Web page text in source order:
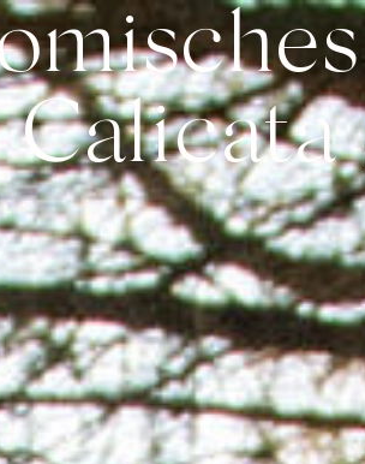
Kontakt Deutsch
Einloggen
& SPA EINZIGARTIGE ERLEBNISSE